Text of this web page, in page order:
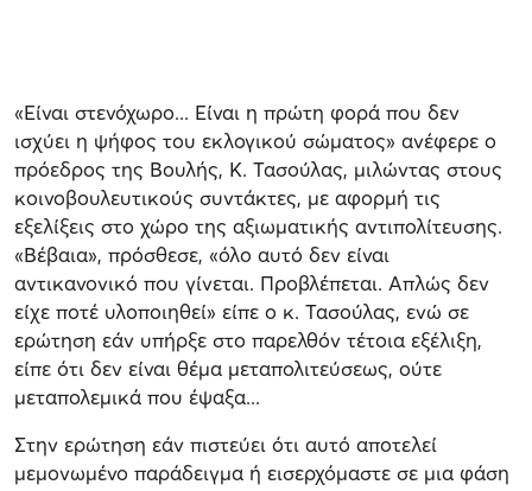
«Είναι στενόχωρο... Είναι η πρώτη φορά που δεν
ισχύει η ψήφος του εκλογικού σώματος» ανέφερε ο
πρόεδρος της Βουλής, Κ. Τασούλας, μιλώντας στους
κοινοβουλευτικούς συντάκτες, με αφορμή τις
εξελίξεις στο χώρο της αξιωματικής αντιπολίτευσης.
«Βέβαια», πρόσθεσε, «όλο αυτό δεν είναι
αντικανονικό που γίνεται. Προβλέπεται. Απλώς δεν
είχε ποτέ υλοποιηθεί» είπε ο κ. Τασούλας, ενώ σε
ερώτηση εάν υπήρξε στο παρελθόν τέτοια εξέλιξη,
είπε ότι δεν είναι θέμα μεταπολιτεύσεως, ούτε
μεταπολεμικά που έψαξα...
Στην ερώτηση εάν πιστεύει ότι αυτό αποτελεί
μεμονωμένο παράδειγμα ή εισερχόμαστε σε μια φάση